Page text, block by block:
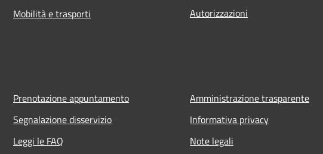
Mobilità e trasporti
Autorizzazioni
Prenotazione appuntamento
Segnalazione disservizio
Leggi le FAQ
Amministrazione trasparente
Informativa privacy
Note legali